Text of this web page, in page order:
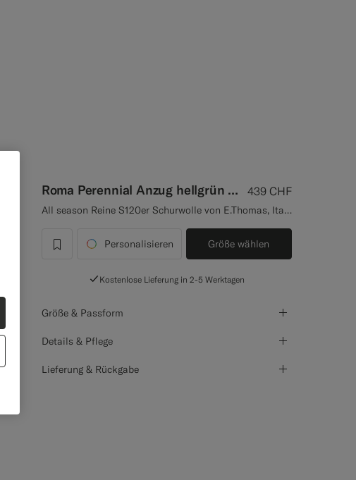
Roma Perennial Anzug hellgrün Relaxed Fit 439 CHF
All season Reine S120er Schurwolle von E.Thomas, Italien
label.header.wishlist
Personalisieren Größe wählen
Kostenlose Lieferung in 2-5 Werktagen
Größe & Passform
Details & Pflege
Lieferung & Rückgabe